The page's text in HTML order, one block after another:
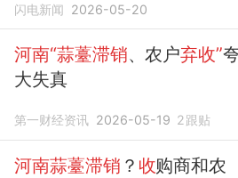
闪电新闻 2026-05-20
河南“蒜薹滞销、农户弃收”
大失真
第一财经资讯 2026-05-19 2跟贴
河南蒜薹滞销 ？ 收购商和农